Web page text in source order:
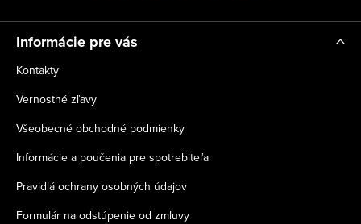
e
Informácie pre vás
Kontakty
Vernostné zľavy
Všeobecné obchodné podmienky
Informácie a poučenia pre spotrebiteľa
Pravidlá ochrany osobných údajov
Formulár na odstúpenie od zmluvy